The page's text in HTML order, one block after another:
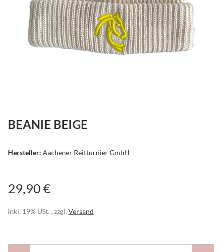
BEANIE BEIGE
Hersteller: Aachener Reitturnier GmbH
29,90 €
inkl. 19% USt. , zzgl. Versand